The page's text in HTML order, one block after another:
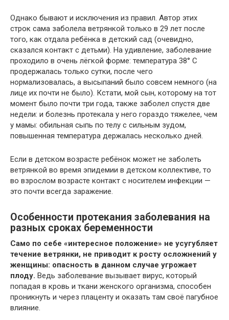
Однако бывают и исключения из правил. Автор этих
строк сама заболела ветрянкой только в 29 лет после
того, как отдала ребёнка в детский сад (очевидно,
сказался контакт с детьми). На удивление, заболевание
проходило в очень лёгкой форме: температура 38° С
продержалась только сутки, после чего
нормализовалась, а высыпаний было совсем немного (на
лице их почти не было). Кстати, мой сын, которому на тот
момент было почти три года, также заболел спустя две
недели: и болезнь протекала у него гораздо тяжелее, чем
у мамы: обильная сыпь по телу с сильным зудом,
повышенная температура держалась несколько дней.
Если в детском возрасте ребёнок может не заболеть
ветрянкой во время эпидемии в детском коллективе, то
во взрослом возрасте контакт с носителем инфекции —
это почти всегда заражение.
Особенности протекания заболевания на
разных сроках беременности
Само по себе «интересное положение» не усугубляет
течение ветрянки, не приводит к росту осложнений у
женщины: опасность в данном случае угрожает
плоду. Ведь заболевание вызывает вирус, который
попадая в кровь и ткани женского организма, способен
проникнуть и через плаценту и оказать там своё пагубное
влияние.